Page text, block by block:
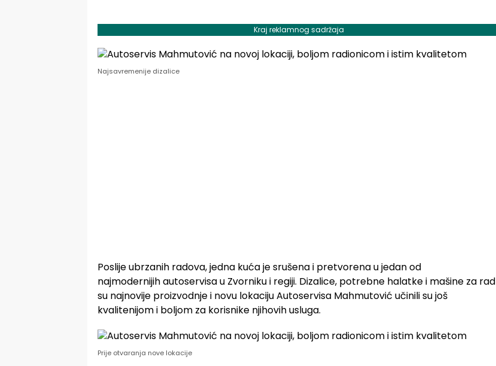
Kraj reklamnog sadržaja
Najsavremenije dizalice
Poslije ubrzanih radova, jedna kuća je srušena i pretvorena u jedan od
najmodernijih autoservisa u Zvorniku i regiji. Dizalice, potrebne halatke i mašine za rad
su najnovije proizvodnje i novu lokaciju Autoservisa Mahmutović učinili su još
kvalitenijom i boljom za korisnike njihovih usluga.
Prije otvaranja nove lokacije